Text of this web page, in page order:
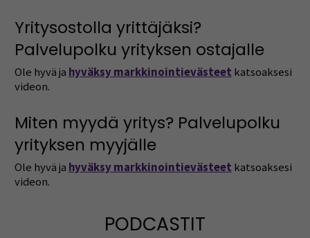
Yritysostolla yrittäjäksi?
Palvelupolku yrityksen ostajalle
Ole hyvä ja hyväksy markkinointievästeet katsoaksesi
videon.
Miten myydä yritys? Palvelupolku
yrityksen myyjälle
Ole hyvä ja hyväksy markkinointievästeet katsoaksesi
videon.
PODCASTIT